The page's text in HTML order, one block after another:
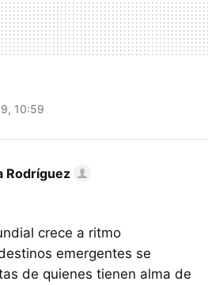
10:59
Rodríguez
crece a ritmo
emergentes se
de quienes tienen alma de